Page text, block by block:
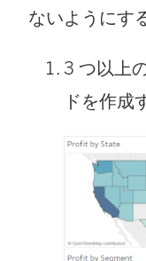
ないようにす
3 つ以上
ドを作成